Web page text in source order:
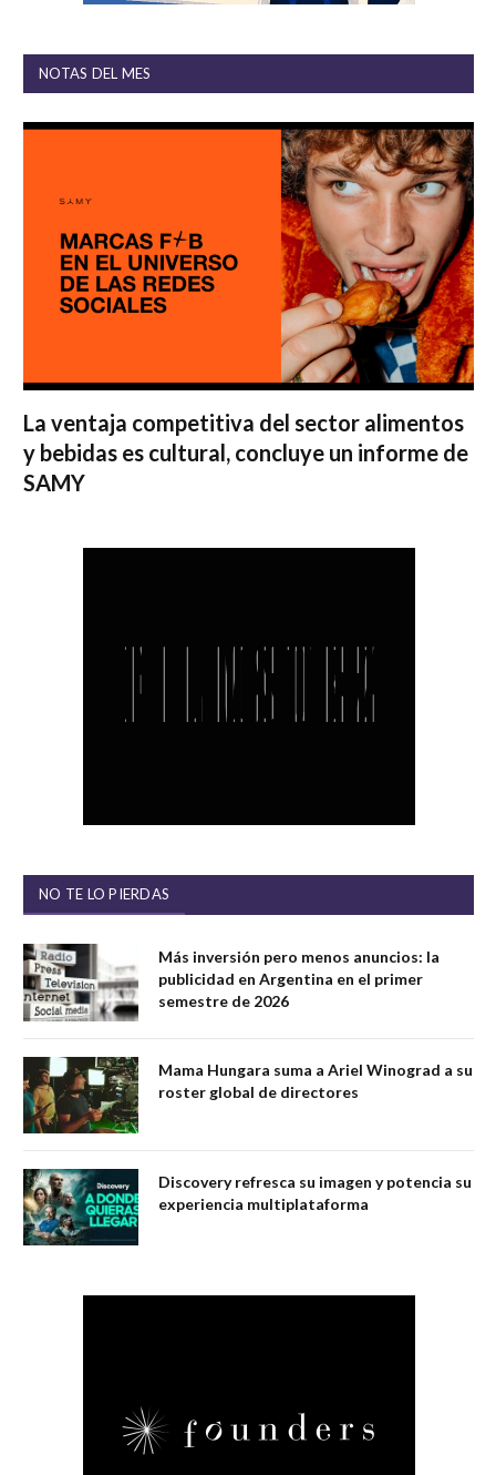
NOTAS DEL MES
La ventaja competitiva del sector alimentos
y bebidas es cultural, concluye un informe de
SAMY
NO TE LO PIERDAS
Más inversión pero menos anuncios: la
publicidad en Argentina en el primer
semestre de 2026
Mama Hungara suma a Ariel Winograd a su
roster global de directores
Discovery refresca su imagen y potencia su
experiencia multiplataforma